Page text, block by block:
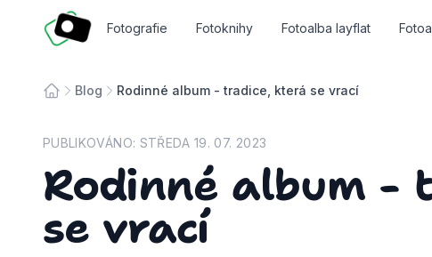
Fotosmart
Fotografie Fotoknihy Fotoalba layflat
Blog Rodinné album - tradice, která se vrací
PUBLIKOVÁNO: STŘEDA 19. 07. 2023
Rodinné album -
se vrací